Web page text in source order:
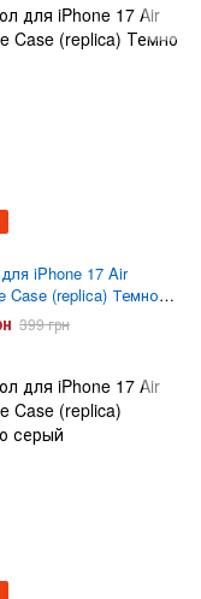
iPhone 17 Air
Case (replica) Темно
399 грн